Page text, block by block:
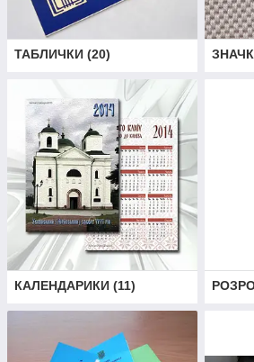
ТАБЛИЧКИ (20)
КАЛЕНДАРИКИ (11)